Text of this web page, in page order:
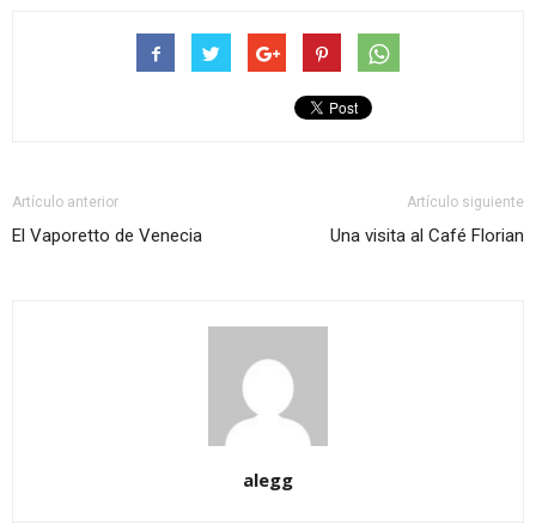
Artículo anterior
El Vaporetto de Venecia
Artículo siguiente
Una visita al Café Florian
alegg